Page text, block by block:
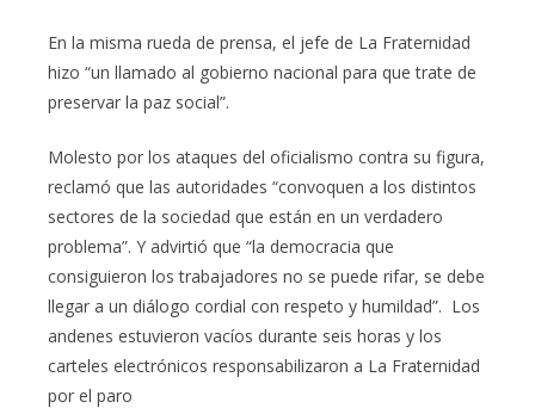
En la misma rueda de prensa, el jefe de La Fraternidad
hizo “un llamado al gobierno nacional para que trate de
preservar la paz social”.
Molesto por los ataques del oficialismo contra su figura,
reclamó que las autoridades “convoquen a los distintos
sectores de la sociedad que están en un verdadero
problema”. Y advirtió que “la democracia que
consiguieron los trabajadores no se puede rifar, se debe
llegar a un diálogo cordial con respeto y humildad”. Los
andenes estuvieron vacíos durante seis horas y los
carteles electrónicos responsabilizaron a La Fraternidad
por el paro